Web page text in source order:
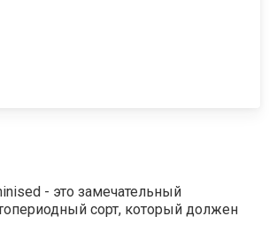
- это замечательный
сорт, который должен